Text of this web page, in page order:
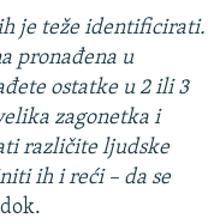
je teže identificirati.
pronađena u
ostatke u 2 ili 3
zagonetka i
različite ljudske
ih i reći – da se